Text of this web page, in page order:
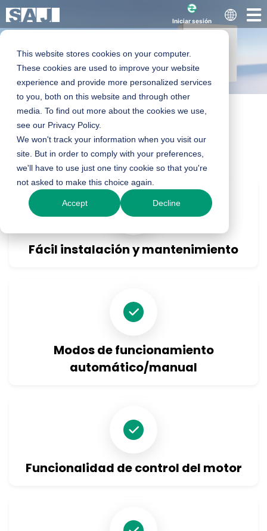
This website stores cookies on your computer.
These cookies are used to improve your website
experience and provide more personalized services
to you, both on this website and through other
media. To find out more about the cookies we use,
see our Privacy Policy.
We won't track your information when you visit our
site. But in order to comply with your preferences,
we'll have to use just one tiny cookie so that you're
not asked to make this choice again.
Accept Decline
Iniciar sesión
Panel de
interruptores de
transferencia
automática
Consulta sobre el producto
Inicio Productos
Accesorios inteligentes
ATS
Fácil instalación y mantenimiento
Modos de funcionamiento
automático/manual
Funcionalidad de control del motor